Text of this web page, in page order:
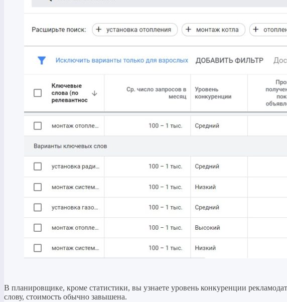
В планировщике, кроме статистики, вы узнаете уровень конкуренции
слову, стоимость обычно завышена.